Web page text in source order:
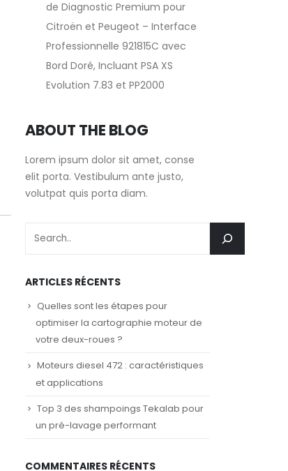
de Diagnostic Premium pour
Citroën et Peugeot – Interface
Professionnelle 921815C avec
Bord Doré, Incluant PSA XS
Evolution 7.83 et PP2000
ABOUT THE BLOG
Lorem ipsum dolor sit amet, conse
elit porta. Vestibulum ante justo,
volutpat quis porta diam.
ARTICLES RÉCENTS
Quelles sont les étapes pour
optimiser la cartographie moteur de
votre deux-roues ?
Moteurs diesel 472 : caractéristiques
et applications
Top 3 des shampoings Tekalab pour
un pré-lavage performant
COMMENTAIRES RÉCENTS